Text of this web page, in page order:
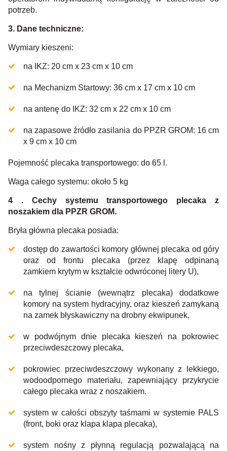
potrzeb.
3. Dane techniczne:
Wymiary kieszeni:
na IKZ: 20 cm x 23 cm x 10 cm
na Mechanizm Startowy: 36 cm x 17 cm x 10 cm
na antenę do IKZ: 32 cm x 22 cm x 10 cm
na zapasowe źródło zasilania do PPZR GROM: 16 cm
x 9 cm x 10 cm
Pojemność plecaka transportowego: do 65 l.
Waga całego systemu: około 5 kg
4 . Cechy systemu transportowego plecaka z
noszakiem dla PPZR GROM.
Bryła główna plecaka posiada:
dostęp do zawartości komory głównej plecaka od góry
oraz od frontu plecaka (przez klapę odpinaną
zamkiem krytym w kształcie odwróconej litery U),
na tylnej ścianie (wewnątrz plecaka) dodatkowe
komory na system hydracyjny, oraz kieszeń zamykaną
na zamek błyskawiczny na drobny ekwipunek,
w podwójnym dnie plecaka kieszeń na pokrowiec
przeciwdeszczowy plecaka,
pokrowiec przeciwdeszczowy wykonany z lekkiego,
wodoodpornego materiału, zapewniający przykrycie
całego plecaka wraz z noszakiem.
system w całości obszyty taśmami w systemie PALS
(front, boki oraz klapa klapa plecaka),
system nośny z płynną regulacją pozwalającą na